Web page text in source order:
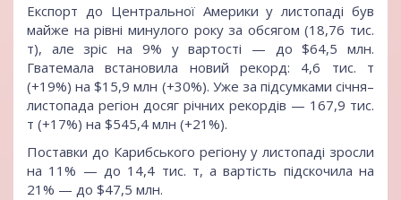
Експорт до Центральної Америки у листопаді був
майже на рівні минулого року за обсягом (18,76 тис.
т), але зріс на 9% у вартості — до $64,5 млн.
Гватемала встановила новий рекорд: 4,6 тис. т
(+19%) на $15,9 млн (+30%). Уже за підсумками січня–
листопада регіон досяг річних рекордів — 167,9 тис.
т (+17%) на $545,4 млн (+21%).
Поставки до Карибського регіону у листопаді зросли
на 11% — до 14,4 тис. т, а вартість підскочила на
21% — до $47,5 млн.